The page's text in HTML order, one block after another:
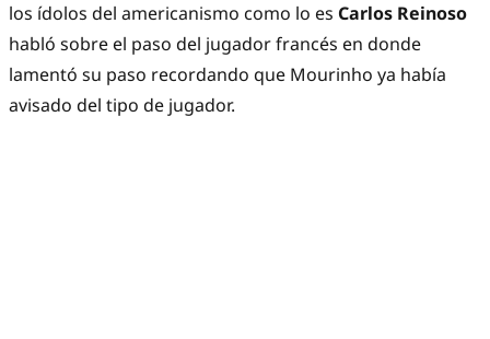
los ídolos del americanismo como lo es Carlos Reinoso
habló sobre el paso del jugador francés en donde
lamentó su paso recordando que Mourinho ya había
avisado del tipo de jugador.